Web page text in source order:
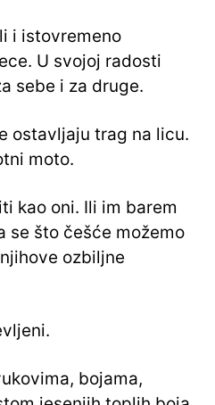
i istovremeno
U svojoj radosti
sebe i za druge.
ostavljaju trag na licu.
moto.
kao oni. Ili im barem
se što češće možemo
ozbiljne
bojama,